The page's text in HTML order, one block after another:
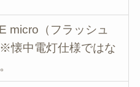
micro（フラッシュ
懐中電灯仕様ではな